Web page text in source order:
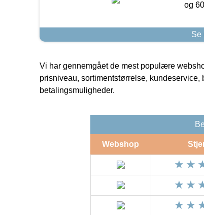
og
Se
Vi har gennemgået de mest populære
prisniveau, sortimentstørrelse,
betalingsmuligheder.
Webshop